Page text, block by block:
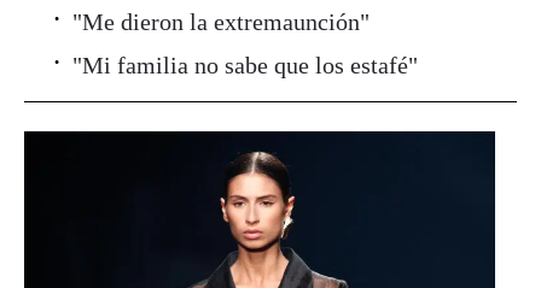
"Me dieron la extremaunción"
"Mi familia no sabe que los estafé"